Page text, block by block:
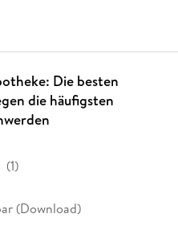
Die besten
die häufigsten
(1)
(Download)